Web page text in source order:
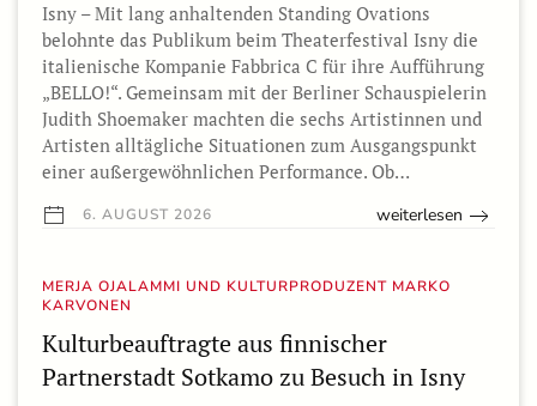
Isny – Mit lang anhaltenden Standing Ovations
belohnte das Publikum beim Theaterfestival Isny die
italienische Kompanie Fabbrica C für ihre Aufführung
„BELLO!“. Gemeinsam mit der Berliner Schauspielerin
Judith Shoemaker machten die sechs Artistinnen und
Artisten alltägliche Situationen zum Ausgangspunkt
einer außergewöhnlichen Performance. Ob…
6. AUGUST 2026 weiterlesen
MERJA OJALAMMI UND KULTURPRODUZENT MARKO
KARVONEN
Kulturbeauftragte aus finnischer
Partnerstadt Sotkamo zu Besuch in Isny